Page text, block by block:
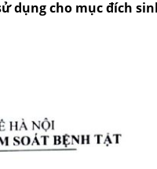
dụng cho mục đích